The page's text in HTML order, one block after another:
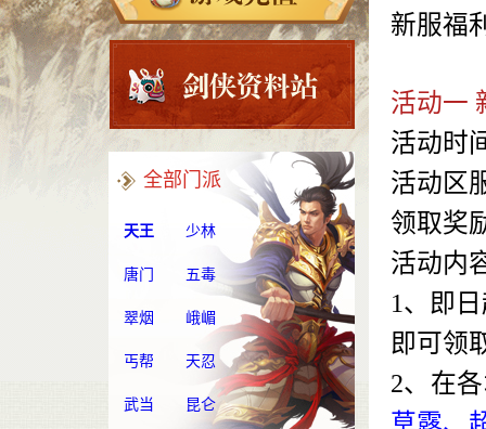
全部门派
天王 少林
唐门 五毒
翠烟 峨嵋
丐帮 天忍
武当 昆仑
新服福
活动一
活动时
活动区
领取奖
活动内
1、即
即可领
2、在